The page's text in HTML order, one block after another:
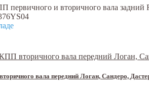
и вторичного вала задний
вала передний Логан, Сандеро,